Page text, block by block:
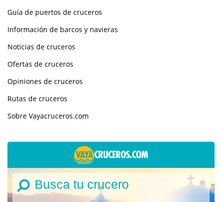
Guía de puertos de cruceros
Información de barcos y navieras
Noticias de cruceros
Ofertas de cruceros
Opiniones de cruceros
Rutas de cruceros
Sobre Vayacruceros.com
Busca tu crucero